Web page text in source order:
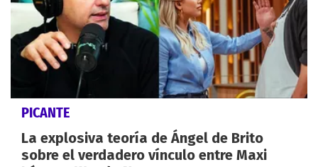
PICANTE
La explosiva teoría de Ángel de Brito
sobre el verdadero vínculo entre Maxi